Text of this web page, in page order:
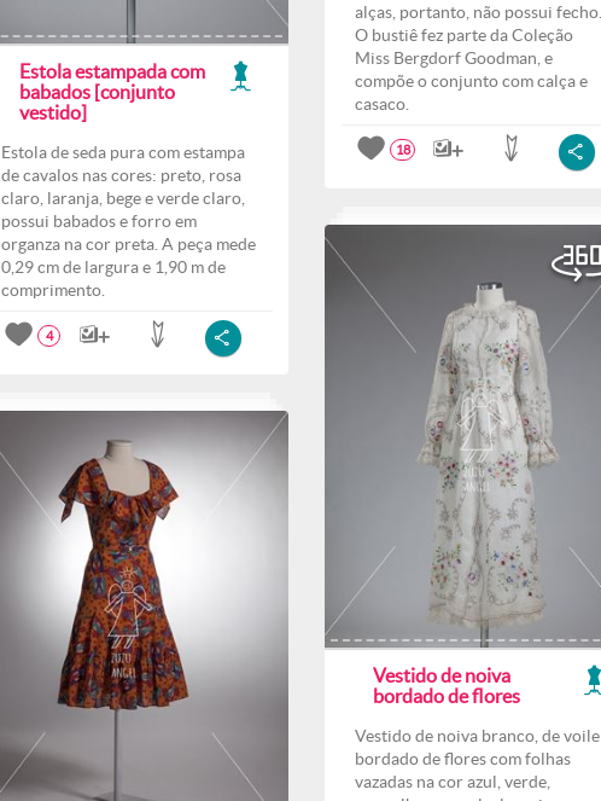
alças, portanto, não possui fecho.
O bustiê fez parte da Coleção
Miss Bergdorf Goodman, e
compõe o conjunto com calça e
casaco.
18
Estola estampada com
babados [conjunto
vestido]
Estola de seda pura com estampa
de cavalos nas cores: preto, rosa
claro, laranja, bege e verde claro,
possui babados e forro em
organza na cor preta. A peça mede
0,29 cm de largura e 1,90 m de
comprimento.
4
Vestido de noiva
bordado de flores
Vestido de noiva branco, de voile
bordado de flores com folhas
vazadas na cor azul, verde,